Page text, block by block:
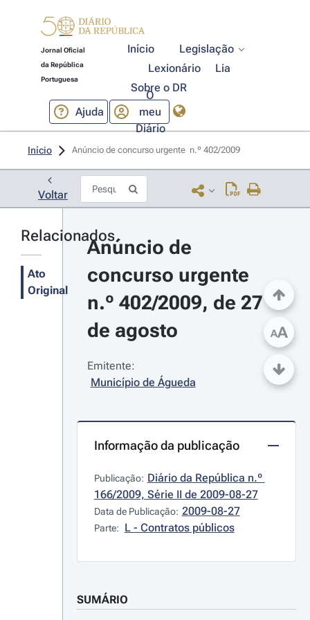
Jornal Oficial
da República
Portuguesa
Início
Legislação
Lexionário
Lia
Sobre o DR
Ajuda
O
meu
Diário
Início Anúncio de concurso urgente  n.º 402/2009
Voltar
Relacionados
Ato
Original
Anúncio de
concurso urgente
n.º 402/2009, de 27
de agosto
Emitente:
Município de Águeda
Informação da publicação
Publicação: Diário da República n.º
166/2009, Série II de 2009-08-27
Data de Publicação: 2009-08-27
Parte: L - Contratos públicos
SUMÁRIO
AA